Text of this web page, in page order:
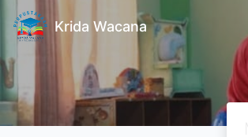
Krida Wacana